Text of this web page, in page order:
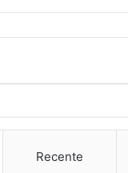
a
c
o
u
Recente